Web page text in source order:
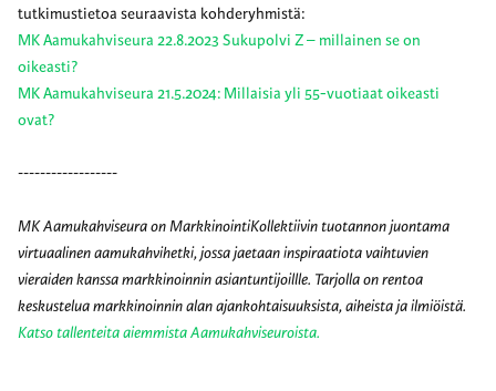
tutkimustietoa seuraavista kohderyhmistä:
MK Aamukahviseura 22.8.2023 Sukupolvi Z – millainen se on
oikeasti?
MK Aamukahviseura 21.5.2024: Millaisia yli 55-vuotiaat oikeasti
ovat?
------------------
MK Aamukahviseura on MarkkinointiKollektiivin tuotannon juontama
virtuaalinen aamukahvihetki, jossa jaetaan inspiraatiota vaihtuvien
vieraiden kanssa markkinoinnin asiantuntijoillle. Tarjolla on rentoa
keskustelua markkinoinnin alan ajankohtaisuuksista, aiheista ja ilmiöistä.
Katso tallenteita aiemmista Aamukahviseuroista.